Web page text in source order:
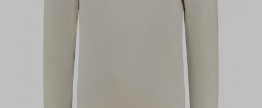
kwaliteit
webshop